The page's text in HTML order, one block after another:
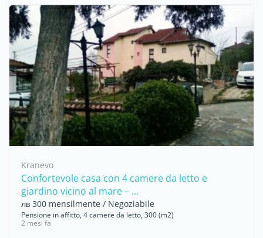
Kranevo
Confortevole casa con 4 camere da letto e
giardino vicino al mare – ...
лв 300 mensilmente / Negoziabile
Pensione in affitto, 4 camere da letto, 300 (m2)
2 mesi fa